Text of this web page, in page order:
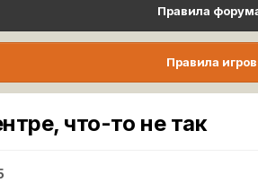
Правила
Правила
что-то не так